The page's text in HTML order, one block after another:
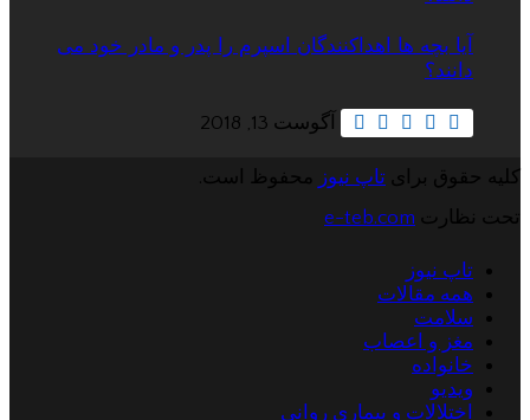
آیا بچه ها اهداکنندگان اسپرم را پدر و مادر خود می
دانند؟
آگوست 13, 2018
کلیه حقوق برای تاپ نیوز
محفوظ است.
تحت نظارت e-teb.com
تاپ نیوز
همه مقالات
سلامت
مغز و اعصاب
خانواده
ویدیو
اختلالات و بیماری روانی